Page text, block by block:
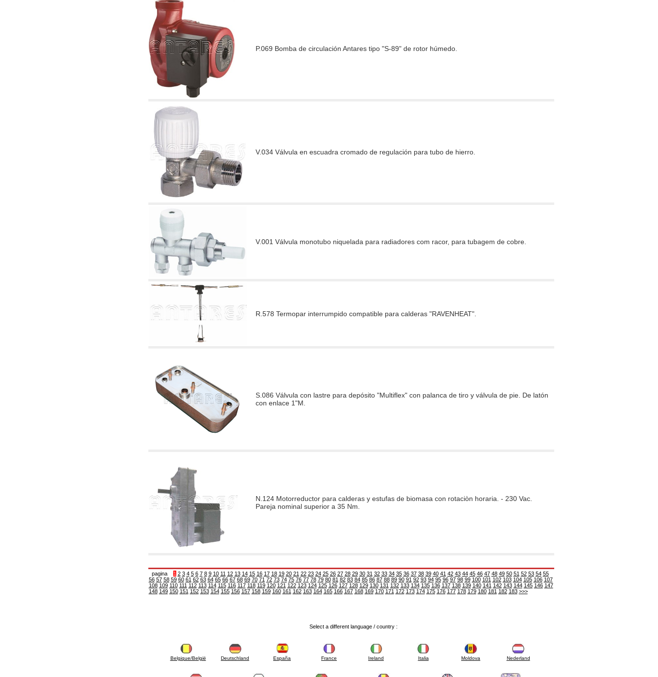
P.069 Bomba de circulación Antares tipo "S-89" de rotor húmedo.
V.034 Válvula en escuadra cromado de regulación para tubo de hierro.
V.001 Válvula monotubo niquelada para radiadores com racor, para tubagem de cobre.
R.578 Termopar interrumpido compatible para calderas "RAVENHEAT".
S.086 Válvula con lastre para depósito "Multiflex" con palanca de tiro y válvula de pie. De latón
con enlace 1"M.
N.124 Motorreductor para calderas y estufas de biomasa con rotaciòn horaria. - 230 Vac.
Pareja nominal superior a 35 Nm.
pagina 1 2 3 4 5 6 7 8 9 10 11 12 13 14 15 16 17 18 19 20 21 22 23 24 25 26 27 28 29 30 31 32 33 34 35 36 37 38 39 40 41 42 43 44 45 46 47 48 49 50 51 52 53 54 55
56 57 58 59 60 61 62 63 64 65 66 67 68 69 70 71 72 73 74 75 76 77 78 79 80 81 82 83 84 85 86 87 88 89 90 91 92 93 94 95 96 97 98 99 100 101 102 103 104 105 106 107
108 109 110 111 112 113 114 115 116 117 118 119 120 121 122 123 124 125 126 127 128 129 130 131 132 133 134 135 136 137 138 139 140 141 142 143 144 145 146 147
148 149 150 151 152 153 154 155 156 157 158 159 160 161 162 163 164 165 166 167 168 169 170 171 172 173 174 175 176 177 178 179 180 181 182 183 >>>
Select a different language / country :
Belgique/België Deutschland España France Ireland Italia Moldova Nederland